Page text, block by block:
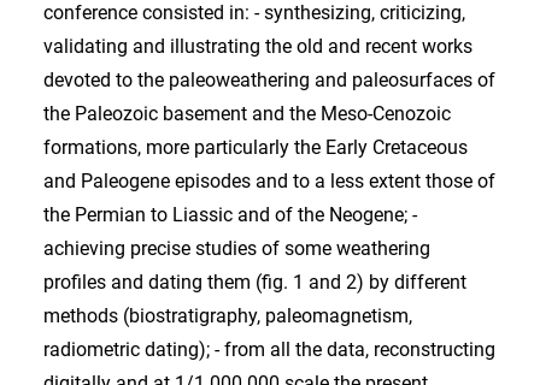
conference consisted in: - synthesizing, criticizing,
validating and illustrating the old and recent works
devoted to the paleoweathering and paleosurfaces of
the Paleozoic basement and the Meso-Cenozoic
formations, more particularly the Early Cretaceous
and Paleogene episodes and to a less extent those of
the Permian to Liassic and of the Neogene; -
achieving precise studies of some weathering
profiles and dating them (fig. 1 and 2) by different
methods (biostratigraphy, paleomagnetism,
radiometric dating); - from all the data, reconstructing